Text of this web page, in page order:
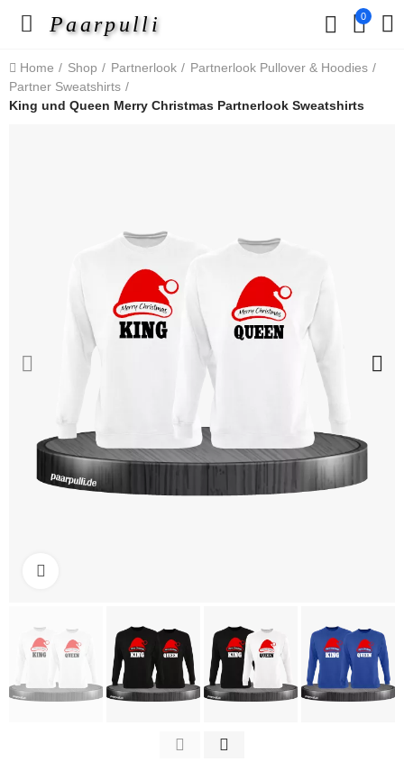
Paarpulli 0
Home Shop Partnerlook
Partnerlook Pullover & Hoodies
Partner Sweatshirts
King und Queen Merry Christmas Partnerlook Sweatshirts